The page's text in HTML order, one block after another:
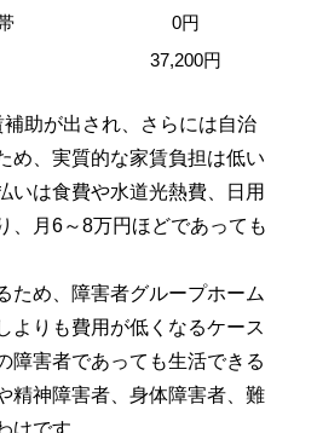
0円
37,200円
助が出され、さらには自治
め、実質的な家賃負担は低い
いは食費や水道光熱費、日用
、月6～8万円ほどであっても
ため、障害者グループホーム
よりも費用が低くなるケース
障害者であっても生活できる
精神障害者、身体障害者、難